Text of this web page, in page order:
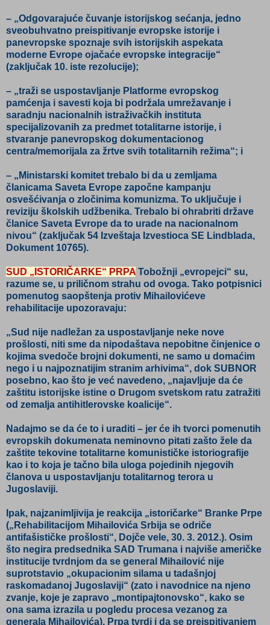
– „Odgovarajuće čuvanje istorijskog sećanja, jedno
sveobuhvatno preispitivanje evropske istorije i
panevropske spoznaje svih istorijskih aspekata
moderne Evrope ojačaće evropske integracije“
(zaključak 10. iste rezolucije);
– „traži se uspostavljanje Platforme evropskog
pamćenja i savesti koja bi podržala umrežavanje i
saradnju nacionalnih istraživačkih instituta
specijalizovanih za predmet totalitarne istorije, i
stvaranje panevropskog dokumentacionog
centra/memorijala za žrtve svih totalitarnih režima“; i
– „Ministarski komitet trebalo bi da u zemljama
članicama Saveta Evrope započne kampanju
osvešćivanja o zločinima komunizma. To uključuje i
reviziju školskih udžbenika. Trebalo bi ohrabriti države
članice Saveta Evrope da to urade na nacionalnom
nivou“ (zaključak 54 Izveštaja Izvestioca SE Lindblada,
Dokument 10765).
SUD „ISTORIČARKE“ PRPA Tobožnji „evropejci“ su,
razume se, u priličnom strahu od ovoga. Tako potpisnici
pomenutog saopštenja protiv Mihailovićeve
rehabilitacije upozoravaju:
„Sud nije nadležan za uspostavljanje neke nove
prošlosti, niti sme da nipodaštava nepobitne činjenice o
kojima svedoče brojni dokumenti, ne samo u domaćim
nego i u najpoznatijim stranim arhivima“, dok SUBNOR
posebno, kao što je već navedeno, „najavljuje da će
zaštitu istorijske istine o Drugom svetskom ratu zatražiti
od zemalja antihitlerovske koalicije“.
Nadajmo se da će to i uraditi – jer će ih tvorci pomenutih
evropskih dokumenata neminovno pitati zašto žele da
zaštite tekovine totalitarne komunističke istoriografije
kao i to koja je tačno bila uloga pojedinih njegovih
članova u uspostavljanju totalitarnog terora u
Jugoslaviji.
Ipak, najzanimljivija je reakcija „istoričarke“ Branke Prpe
(„Rehabilitacijom Mihailovića Srbija se odriče
antifašističke prošlosti“, Dojče vele, 30. 3. 2012.). Osim
što negira predsednika SAD Trumana i najviše američke
institucije tvrdnjom da se general Mihailović nije
suprotstavio „okupacionim silama u tadašnjoj
raskomadanoj Jugoslaviji“ (zato i navodnice na njeno
zvanje, koje je zapravo „montipajtonovsko“, kako se
ona sama izrazila u pogledu procesa vezanog za
generala Mihailovića), Prpa tvrdi i da se preispitivanjem